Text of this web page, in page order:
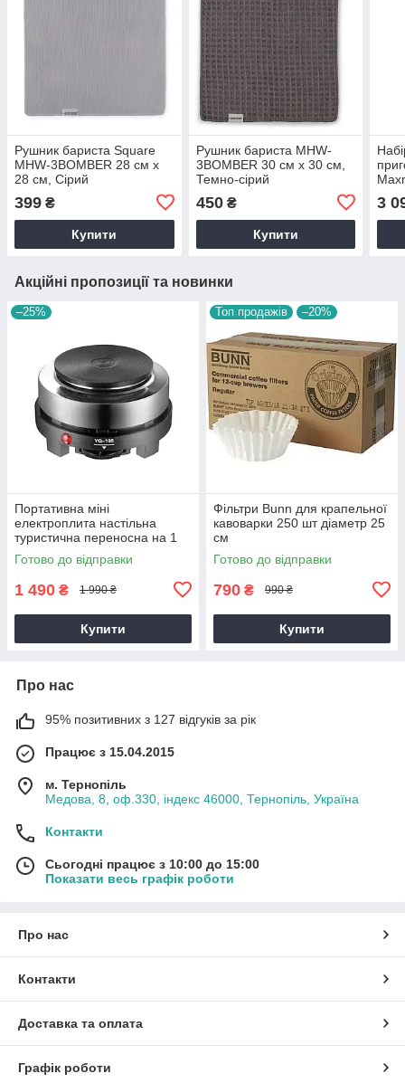
Рушник бариста Square
MHW-3BOMBER 28 см х
28 см, Сірий
399 ₴
Купити
Рушник бариста MHW-
3BOMBER 30 см х 30 см,
Темно-сірий
450₴
Купити
3
Акційні пропозиції та новинки
–25%
Портативна міні
електроплита настільна
туристична переносна на 1
конфорку, 500 Вт
Готово до відправки
1 490 ₴ 1 990 ₴
Купити
Топ продажів –20%
Фільтри Bunn для крапельної
кавоварки 250 шт діаметр 25
см
Готово до відправки
790 ₴ 990 ₴
Купити
Про нас
95% позитивних з 127 відгуків за рік
Працює з 15.04.2015
м. Тернопіль
Медова, 8, оф.330, індекс 46000, Тернопіль, Україна
Контакти
Сьогодні працює з 10:00 до 15:00
Показати весь графік роботи
Про нас
Контакти
Доставка та оплата
Графік роботи